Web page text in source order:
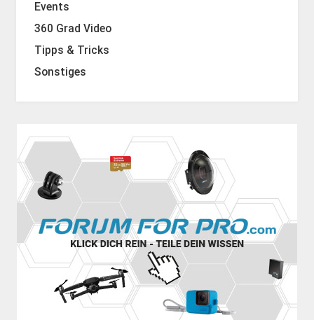
Events
360 Grad Video
Tipps & Tricks
Sonstiges